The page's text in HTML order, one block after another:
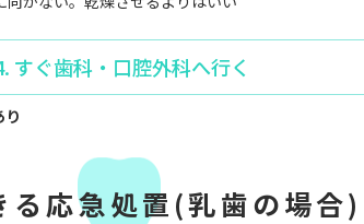
すぐ歯科・口腔外科へ行く
る応急処置(乳歯の場合)